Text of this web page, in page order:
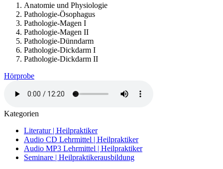
Anatomie und Physiologie
Pathologie-Ösophagus
Pathologie-Magen I
Pathologie-Magen II
Pathologie-Dünndarm
Pathologie-Dickdarm I
Pathologie-Dickdarm II
Hörprobe
Kategorien
Literatur | Heilpraktiker
Audio CD Lehrmittel | Heilpraktiker
Audio MP3 Lehrmittel | Heilpraktiker
Seminare | Heilpraktikerausbildung